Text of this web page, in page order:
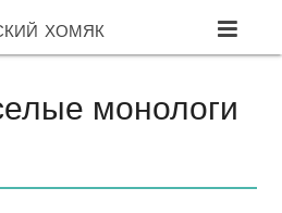
хомяк
монологи